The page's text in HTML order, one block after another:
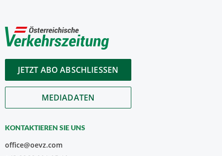
JETZT ABO ABSCHLIESSEN
MEDIADATEN
KONTAKTIEREN SIE UNS
office@oevz.com